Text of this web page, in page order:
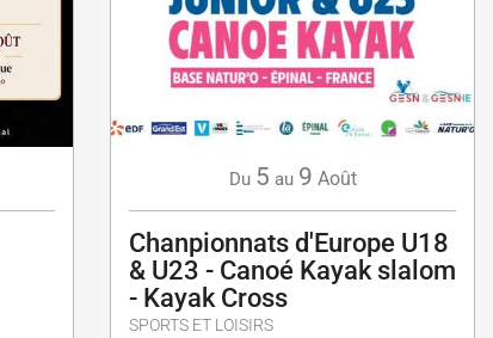
Du 5 au 9 Août
Chanpionnats d'Europe U18
& U23 - Canoé Kayak slalom
- Kayak Cross
SPORTS ET LOISIRS